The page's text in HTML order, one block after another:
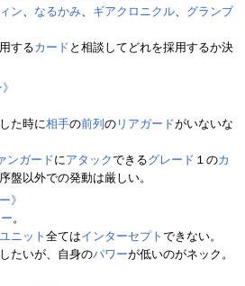
ン なるかみ ギアクロニクル
グランブ
するカード と相談してどれを採用するか決
した時に相手の前列の リアガードがいないな
ンガードにアタックできるグレード １のカ
盤以外での発動は厳しい。
》
。
ユニット 全てはインターセプト できない。
たいが、自身のパワーが低いのがネック。